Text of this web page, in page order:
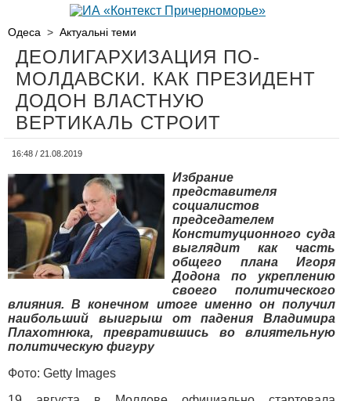
Одеса > Актуальні теми
ДЕОЛИГАРХИЗАЦИЯ ПО-
МОЛДАВСКИ. КАК ПРЕЗИДЕНТ
ДОДОН ВЛАСТНУЮ
ВЕРТИКАЛЬ СТРОИТ
16:48 / 21.08.2019
Избрание
представителя
социалистов
председателем
Конституционного суда
выглядит как часть
общего плана Игоря
Додона по укреплению
своего политического
влияния. В конечном итоге именно он получил
наибольший выигрыш от падения Владимира
Плахотнюка, превратившись во влиятельную
политическую фигуру
Фото: Getty Images